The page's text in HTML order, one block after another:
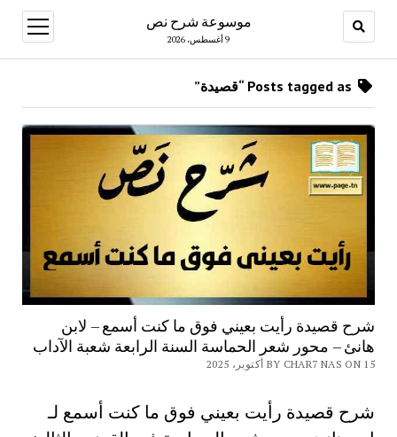
موسوعة شرح نص
9 أغسطس، 2026
open
menu
شرح قصيدة رأيت بعيني فوق ما كنت أسمع – لابن
هانئ – محور شعر الحماسة السنة الرابعة شعبة الآداب
BY CHAR7 NAS ON 15 أكتوبر، 2025
شرح قصيدة رأيت بعيني فوق ما كنت أسمع لـ